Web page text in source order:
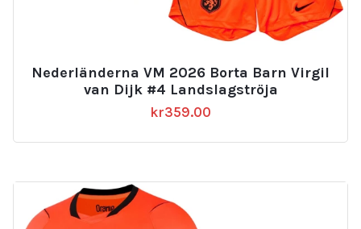
Nederländerna VM 2026 Borta Barn Virgil
van Dijk #4 Landslagströja
kr359.00